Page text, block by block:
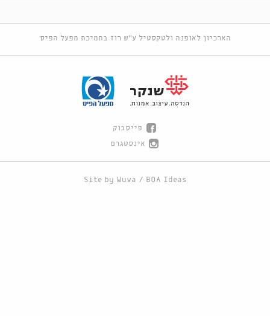
הארכיון לאופנה ולטקסטיל ע"ש רוז בתמיכת מפעל הפיס
פייסבוק
אינסטגרם
Site by Wuwa / BOA Ideas